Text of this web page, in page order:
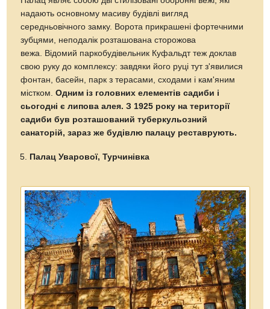
надають основному масиву будівлі вигляд
середньовічного замку. Ворота прикрашені фортечними
зубцями, неподалік розташована сторожова
вежа. Відомий паркобудівельник Куфальдт теж доклав
свою руку до комплексу: завдяки його руці тут з'явилися
фонтан, басейн, парк з терасами, сходами і кам'яним
містком.Одним із головних елементів садиби і
сьогодні є липова алея. З 1925 року на території
садиби був розташований туберкульозний
санаторій, зараз же будівлю палацу реставрують.
Палац Уварової, Турчинівка